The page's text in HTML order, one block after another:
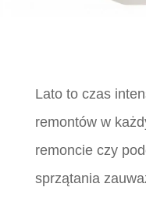
Lato to czas
remontów w
remoncie czy
sprzątania